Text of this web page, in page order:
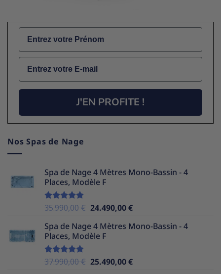
Name
Email
J'EN PROFITE !
Nos Spas de Nage
Spa de Nage 4 Mètres Mono-Bassin - 4
Places, Modèle F
Note5.00
35.990,00€ Le
initial
était :
24.490,00€Le
actuel
Spa de Nage 4 Mètres Mono-Bassin - 4
Places, Modèle F
Note5.00
37.990,00€ Le
25.490,00€Le